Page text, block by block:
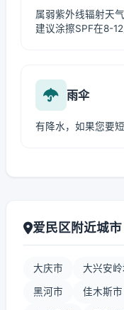
属弱紫外线辐射天
建议涂擦SPF在8-
雨伞
有降水，如果您要
爱民区附近城市
大庆市 大兴安
黑河市 佳木斯市